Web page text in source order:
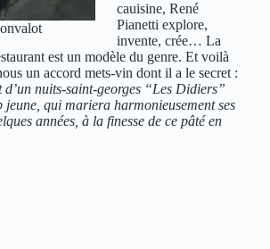
cauisine, René
Pianetti explore,
invente, crée… La
est un modèle du genre. Et voilà
un accord mets-vin dont il a le secret :
d’un nuits-saint-georges “Les Didiers”
jeune, qui mariera harmonieusement ses
années, à la finesse de ce pâté en